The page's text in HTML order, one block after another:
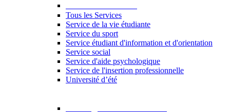
Tous les Services
Service de la vie étudiante
Service du sport
Service étudiant d'information et d'orientation
Service social
Service d'aide psychologique
Service de l'insertion professionnelle
Université d’été